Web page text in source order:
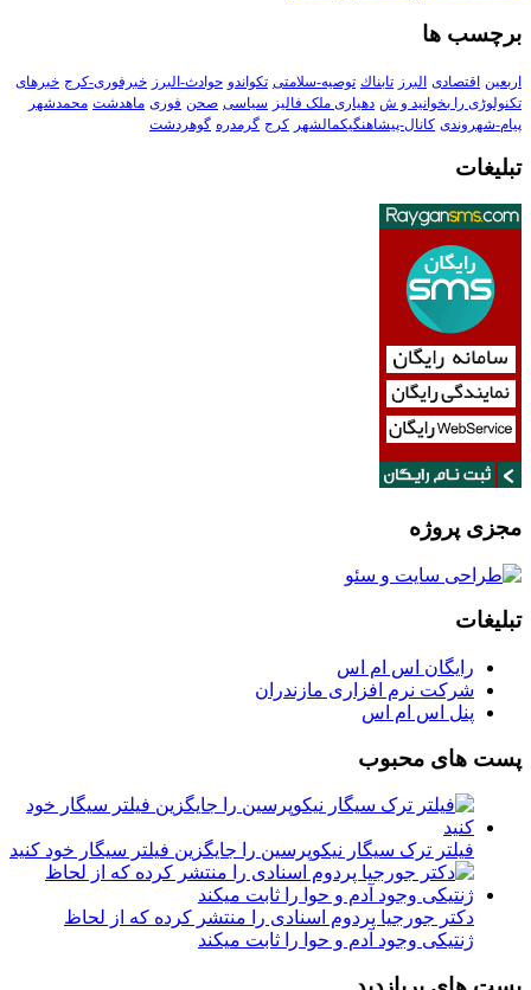
برچسب ها
اربعین اقتصادی البرز تابناك توصیه-سلامتی تکواندو حوادث-البرز خبرفوری-کرج خبرهای
تکنولوڑی را بخوانید و ش دهیاری ملک فالیز سیاسی صحن فوری ماهدشت محمدشهر
پیام-شهروندی کانال-پیشاهنگیکمالشهر کرج گرمدره گوهردشت
تبلیغات
مجزی پروژه
تبلیغات
رایگان اس ام اس
شرکت نرم افزاری مازندران
پنل اس ام اس
پست های محبوب
فیلتر ترک سیگار نیکوپرسین را جایگزین فیلتر سیگار خود کنید
دکتر جورجیا پردوم اسنادی را منتشر کرده که از لحاظ
ژنتیکی وجود آدم و حوا را ثابت میکند